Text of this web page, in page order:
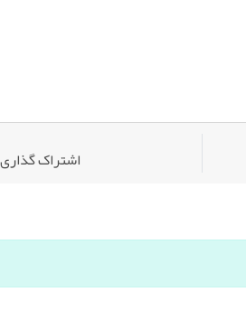
اشتراک